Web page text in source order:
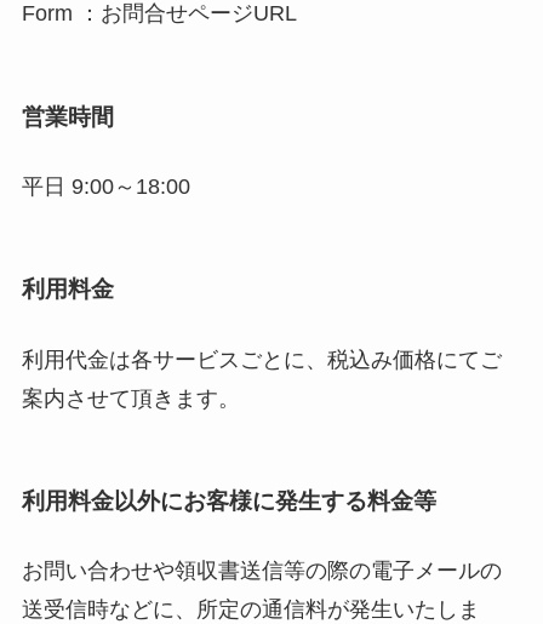
Form ：お問合せページURL
営業時間
平日 9:00～18:00
利用料金
利用代金は各サービスごとに、税込み価格にてご
案内させて頂きます。
利用料金以外にお客様に発生する料金等
お問い合わせや領収書送信等の際の電子メールの
送受信時などに、所定の通信料が発生いたしま